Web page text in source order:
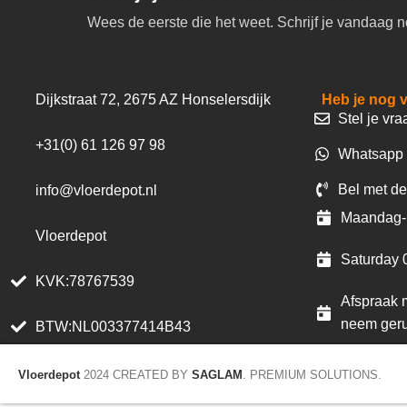
Wees de eerste die het weet. Schrijf je vandaag
Dijkstraat 72, 2675 AZ Honselersdijk
+31(0) 61 126 97 98
info@vloerdepot.nl
Vloerdepot
KVK:78767539
BTW:NL003377414B43
Heb je nog
Stel je
Bel met
Saturday
Afspraak
neem
Vloerdepot 2024 CREATED BY SAGLAM . PREMIUM SOLUTIONS.